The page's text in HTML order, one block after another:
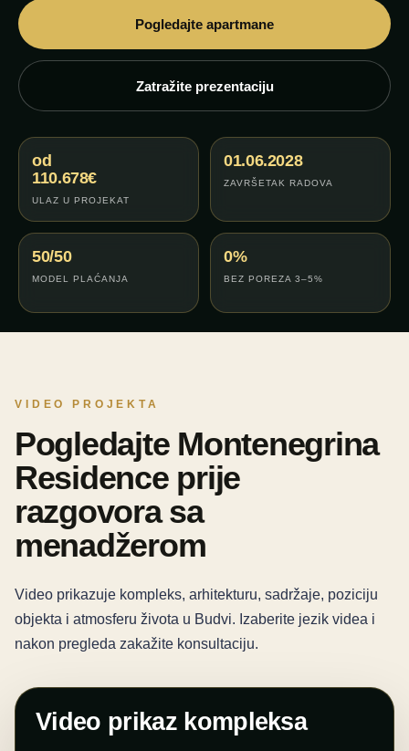
Pogledajte apartmane
Zatražite prezentaciju
od
110.678€
ULAZ U PROJEKAT
01.06.2028
ZAVRŠETAK RADOVA
50/50
MODEL PLAĆANJA
0%
BEZ POREZA 3–5%
VIDEO PROJEKTA
Pogledajte Montenegrina
Residence prije
razgovora sa
menadžerom
Video prikazuje kompleks, arhitekturu, sadržaje, poziciju
objekta i atmosferu života u Budvi. Izaberite jezik videa i
nakon pregleda zakažite konsultaciju.
Video prikaz kompleksa